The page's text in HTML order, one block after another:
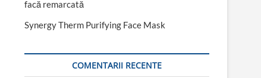
facă remarcată
Synergy Therm Purifying Face Mask
COMENTARII RECENTE